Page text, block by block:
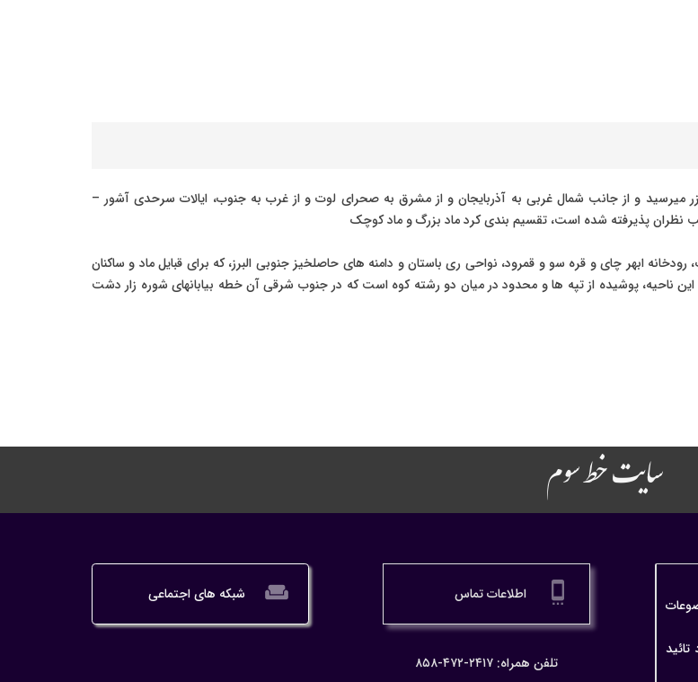
میرسید و از جانب شمال غربی به آذربایجان و از مشرق به صحرای لوت و از غرب به جنوب، ایالات سرحدی آشور –
نظران پذیرفته شده است، تقسیم بندی کرد ماد بزرگ و ماد کوچک
ابهر چای و قره سو و قمرود، نواحی ری باستان و دامنه های حاصلخیز جنوبی البرز، که برای قبایل ماد و ساکنان
ناحیه، پوشیده از تپه ها و محدود در میان دو رشته کوه است که در جنوب شرقی آن خطه بیابانهای شوره زار دشت
سایت خط سوم
settings_cell اطلاعات تماس
تلفن همراه: ۲۴۱۷-۴۷۲-۸۵۸
weekend شبکه های اجتماعی